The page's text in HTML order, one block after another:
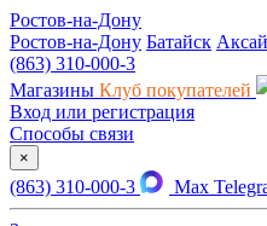
Ростов-на-Дону
Ростов-на-Дону Батайск Аксай
(863) 310-000-3
Магазины Клуб покупателей
Вход или регистрация
Способы связи
×
(863) 310-000-3 Max